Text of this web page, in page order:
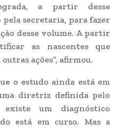
a partir desse
secretaria, para fazer
desse volume. A partir
as nascentes que
ações”, afirmou.
o estudo ainda está em
diretriz definida pelo
um diagnóstico
está em curso. Mas a